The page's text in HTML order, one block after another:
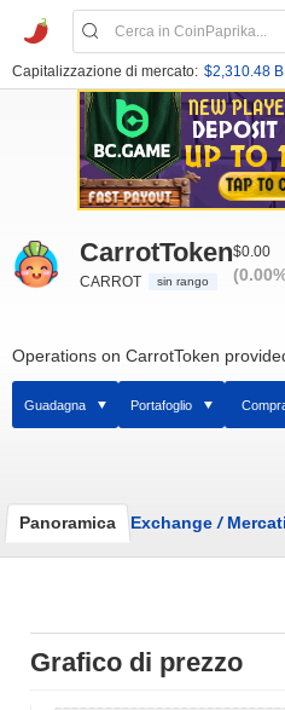
Capitalizzazione di mercato: $2,310.48 B
CarrotToken
CARROT sin rango
$0.00
Operations on CarrotToken
Guadagna Portafoglio
Panoramica Exchange /Mercati
Grafico di prezzo